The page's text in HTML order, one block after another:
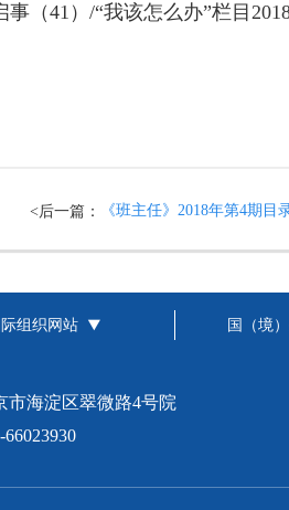
事（41 ）/“我该怎么办”栏目
<后一篇： 《班主任》2018年第4期目
际组织网站 国（境
市海淀区翠微路4号院
66023930